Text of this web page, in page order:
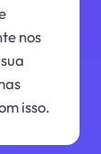
nos
isso.